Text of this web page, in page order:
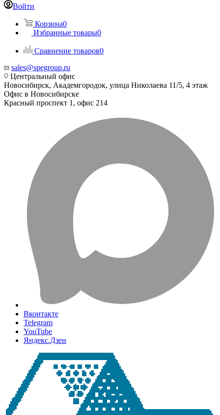
Войти
Корзина0
Избранные товары0
Сравнение товаров0
sales@spegroup.ru
Центральный офис
Новосибирск, Академгородок, улица Николаева 11/5, 4 этаж
Офис в Новосибирске
Красный проспект 1, офис 214
Вконтакте
Telegram
YouTube
Яндекс.Дзен